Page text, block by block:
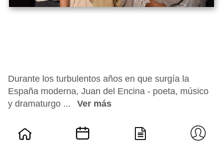
Durante los turbulentos años en que surgía la
España moderna, Juan del Encina - poeta, músico
y dramaturgo ...
Ver más